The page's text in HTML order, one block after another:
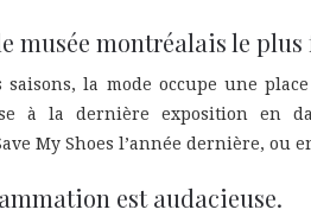
musée montréalais le
saisons, la mode occupe une
à la dernière exposition en
My Shoes l’année dernière, ou
est audacieuse.